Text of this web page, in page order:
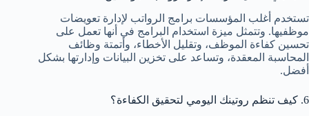
تستخدم أغلب المؤسسات برامج الرواتب لإدارة تعويضات
موظفيها. وتتمثل ميزة استخدام البرامج في أنها تعمل على
تحسين كفاءة الموظف، وتقليل الأخطاء، وأتمتة وظائف
المحاسبة المعقدة، وتساعد على تخزين البيانات وإدارتها بشكل
أفضل.
6. كيف تنظم روتينك اليومي لتحقيق الكفاءة؟